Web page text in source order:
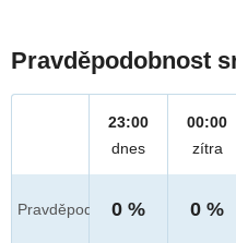
Pravděpodobnost
Pravděpod.
23:00
dnes
0 %
00:00
zítra
0 %